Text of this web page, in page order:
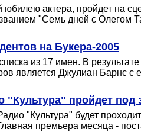
актера, пройдет на
"Семь дней с Олегом
на Букера-2005
из 17 имен. В
является Джулиан Барнс с
пройдет под
"Культура" будет
премьера месяца -